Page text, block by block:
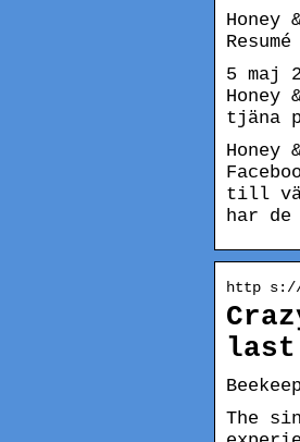
Resumé
5 maj
tjäna
till
har
http s://
The